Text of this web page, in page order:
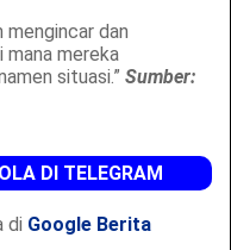
mengincar dan
mana mereka
situasi.”Sumber:
DI TELEGRAM
di Google Berita